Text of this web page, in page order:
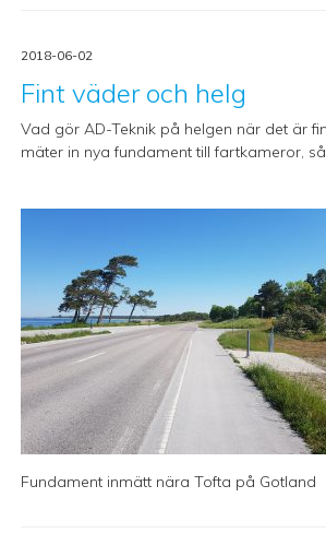
2018-06-02
Fint väder och helg
Vad gör AD-Teknik på helgen när det är
mäter in nya fundament till fartkameror,
Fundament inmätt nära Tofta på Gotland